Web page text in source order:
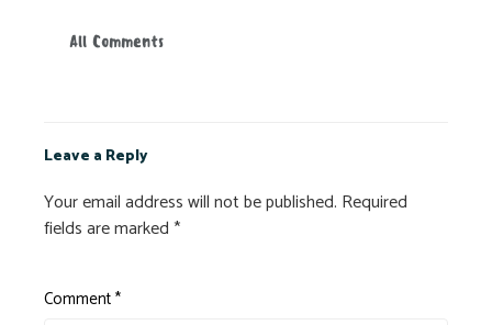
All Comments
Leave a Reply
Your email address will not be published. Required
fields are marked *
Comment*